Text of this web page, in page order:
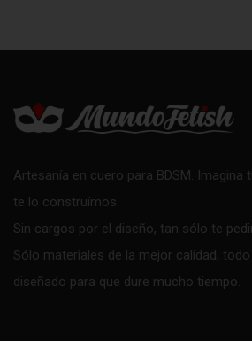
Artesanía en cuero para BDSM.
te lo construímos.
Sin cargos por el diseño, tan sólo te
Sólo materiales de la mejor calidad,
diseñado para que dure mucho tiempo.